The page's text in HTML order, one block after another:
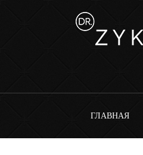
ГЛАВНАЯ